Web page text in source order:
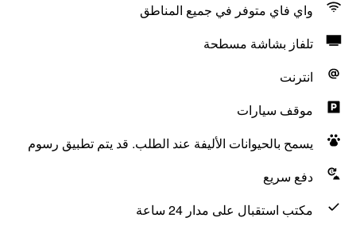
واي فاي متوفر في جميع المناطق
تلفاز بشاشة مسطحة
انترنت
موقف سيارات
يسمح بالحيوانات الأليفة عند الطلب. قد يتم تطبيق رسوم
دفع سريع
مكتب استقبال على مدار 24 ساعة